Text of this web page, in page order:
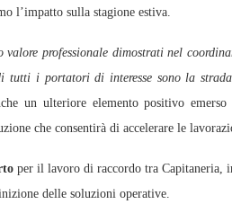
l’impatto sulla stagione estiva.
professionale dimostrati nel
tutti i portatori di interesse sono la
un ulteriore elemento positivo
che consentirà di accelerare le
per il lavoro di raccordo tra Capitaneria,
delle soluzioni operative.